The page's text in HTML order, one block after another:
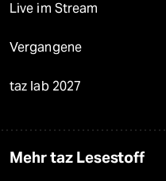
Live im Stream
Vergangene
taz lab 2027
Mehr taz Lesestoff